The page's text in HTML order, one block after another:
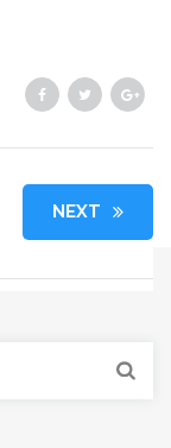
NEXT